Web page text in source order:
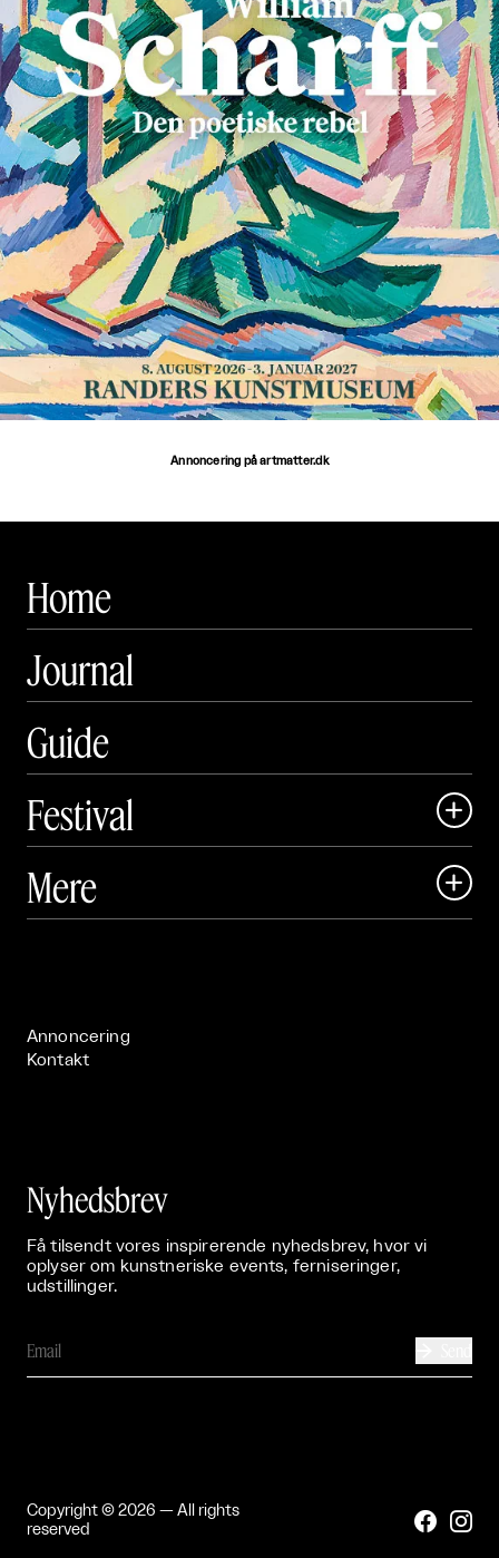
Annoncering på artmatter.dk
Home
Journal
Guide
Festival

 Art Matter Festival
Mere 
Annoncering
Kontakt
Nyhedsbrev
Få tilsendt vores inspirerende nyhedsbrev, hvor vi
oplyser om kunstneriske events, ferniseringer,
udstillinger.
Copyright © 2026 — All rights
reserved
 